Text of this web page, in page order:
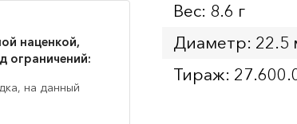
наценкой,
ограничений:
на данный
Вес: 8.6 г
Диаметр: 22.5
Тираж: